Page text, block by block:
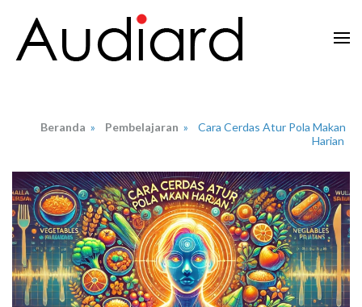
konten
Beranda » Pembelajaran »
Cara Cerdas Atur Pola Makan
Harian